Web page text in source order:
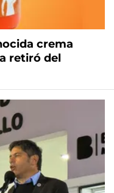
crema
retiró del